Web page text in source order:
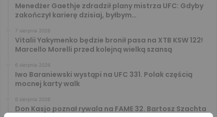
Menedżer Gaethje zdradził plany mistrza UFC: Gdyby
zakończył karierę dzisiaj, byłbym…
7 sierpnia 2026
Vitalii Yakymenko będzie bronił pasa na XTB KSW 122!
Marcello Morelli przed kolejną wielką szansą
6 sierpnia 2026
Iwo Baraniewski wystąpi na UFC 331. Polak częścią
mocnej karty walk
6 sierpnia 2026
Don Kasjo poznał rywala na FAME 32. Bartosz Szachta